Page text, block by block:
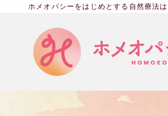
ホメオパシーをはじめとする自然療法